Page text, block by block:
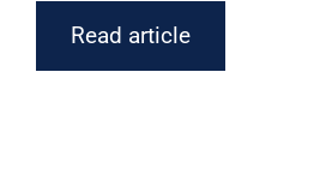
Read article